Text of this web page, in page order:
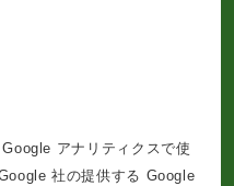
アナリティクスで使
社の提供する Google